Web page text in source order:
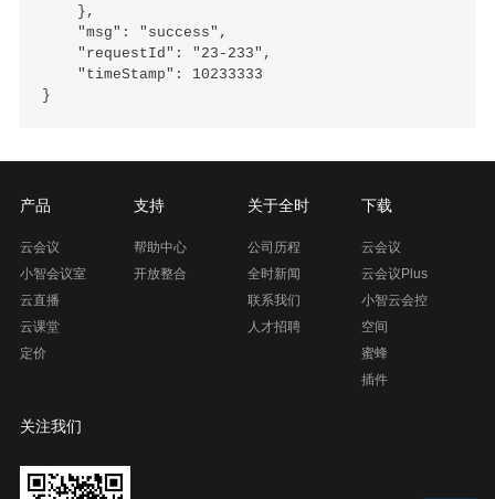
    },
    "msg": "success",
    "requestId": "23-233",
    "timeStamp": 10233333
产品
云会议
小智会议室
云直播
云课堂
定价
支持
帮助中心
开放整合
关于全时
公司历程
全时新闻
联系我们
人才招聘
下载
云会议
云会议Plus
小智云会控
空间
蜜蜂
插件
关注我们